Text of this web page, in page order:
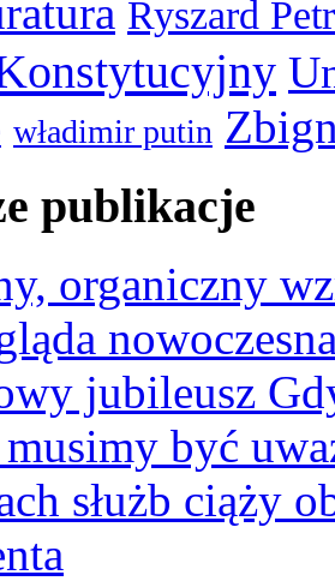
Ryszard
władimir putin
publikacje
organiczny
jubileusz
być
służb ciąży